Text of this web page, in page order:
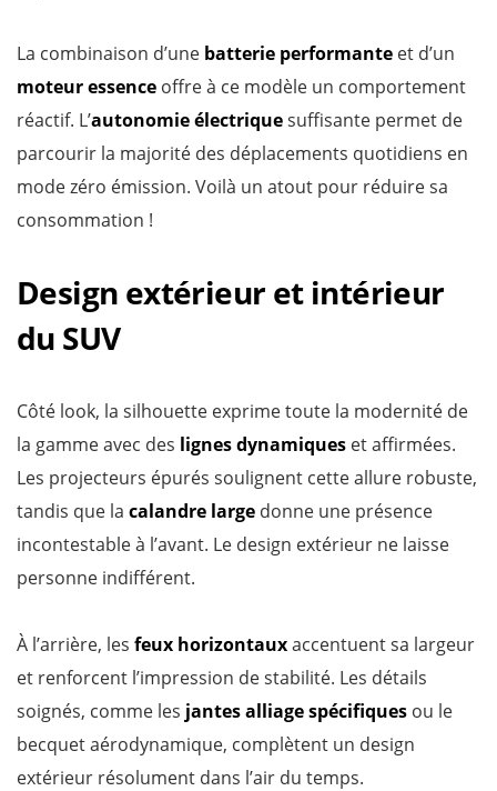
La combinaison d’une batterie performante et d’un
moteur essence offre à ce modèle un comportement
réactif. L’autonomie électriquesuffisante permet de
parcourir la majorité des déplacements quotidiens en
mode zéro émission. Voilà un atout pour réduire sa
consommation !
Design extérieur et intérieur
du SUV
Côté look, la silhouette exprime toute la modernité de
la gamme avec des lignes dynamiques et affirmées.
Les projecteurs épurés soulignent cette allure robuste,
tandis que la calandre large donne une présence
incontestable à l’avant. Le design extérieur ne laisse
personne indifférent.
À l’arrière, les feux horizontauxaccentuent sa largeur
et renforcent l’impression de stabilité. Les détails
soignés, comme les jantes alliage spécifiques ou le
becquet aérodynamique, complètent un design
extérieur résolument dans l’air du temps.